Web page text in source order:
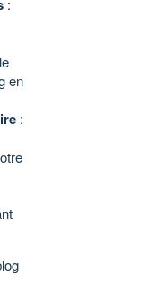
:
en
: